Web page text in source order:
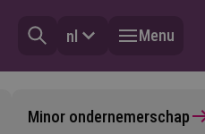
nl Menu
Minor ondernemerschap